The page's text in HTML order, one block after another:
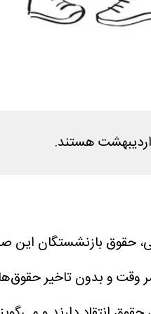
هستند.
حقوق بازنشستگان این
وقت و بدون تاخیر